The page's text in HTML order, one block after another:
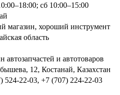
сб 10:00–15:00
магазин, хороший инструмент
область
автозапчастей и автотоваров
12, Костанай, Казахстан
524-22-03, +7 (707) 224-22-03